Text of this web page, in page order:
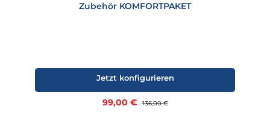
Zubehör KOMFORTPAKET
Verkaufspreis:
99,00 € Regulärer Preis:
136,00 €
Jetzt konfigurieren